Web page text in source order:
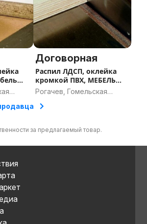
Договорная
Распил ЛДСП, оклейка
кромкой ПВХ, МЕБЕЛЬ
под заказ
Рогачев, Гомельская
за предлагаемый товар.